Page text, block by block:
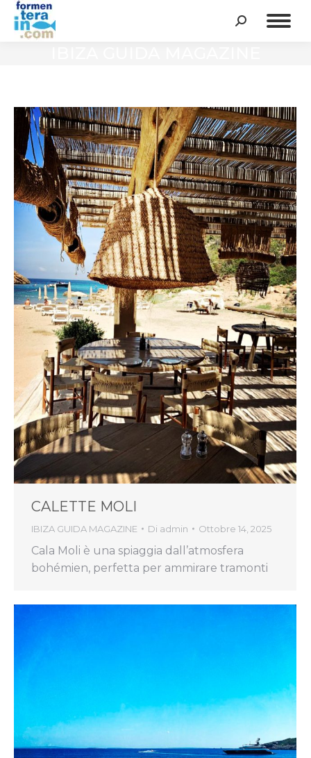
Cerca:
CALETTE MOLI
IBIZA GUIDA MAGAZINE Di admin Ottobre 14, 2025
Cala Moli è una spiaggia dall’atmosfera
bohémien, perfetta per ammirare tramonti